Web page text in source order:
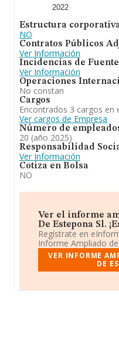
a la explotación de
establecimientos de
productos y mercancías
explotaciones. Ha
ranking de su sector
en el ranking nacional,
frente al 2023.
2022
Estructura
NO
Contratos Públicos
Ver Información
Incidencias de
Ver Información
Operaciones
No constan
Cargos
Encontrados 3 cargos en
Ver cargos de Empresa
Número de
20 (año 2025)
Responsabilidad
Ver Información
Cotiza en Bolsa
NO
Ver el informe
De Estepona Sl.
Regístrate en
Informe Ampliado
VER INFORME
DE